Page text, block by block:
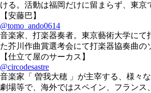
ける。活動は福岡だけに留まらず、東
【安藤巴】
@tomo_ando0614
音楽家、打楽器奏者。東京藝術大学に
た芥川作曲賞選考会にて打楽器協奏曲
【仕立て屋のサーカス】
@circodesastre
音楽家「 曽我大穂 」が主宰する、様々
劇場等で、海外ではスペイン、フランス